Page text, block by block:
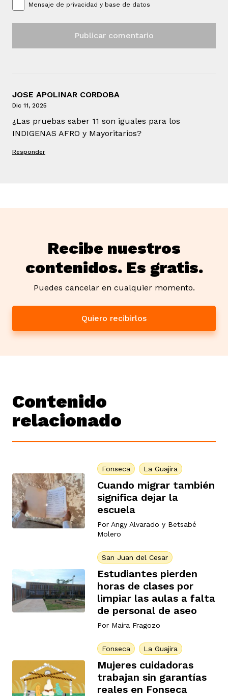
Mensaje de privacidad y base de datos
JOSE APOLINAR CORDOBA
Dic 11, 2025
¿Las pruebas saber 11 son iguales para los
INDIGENAS AFRO y Mayoritarios?
Responder
Recibe nuestros
contenidos. Es gratis.
Puedes cancelar en cualquier momento.
Quiero recibirlos
Contenido
relacionado
Fonseca La Guajira
Cuando migrar también
significa dejar la
escuela
Por Angy Alvarado y Betsabé
Molero
San Juan del Cesar
Estudiantes pierden
horas de clases por
limpiar las aulas a falta
de personal de aseo
Por Maira Fragozo
Fonseca La Guajira
Mujeres cuidadoras
trabajan sin garantías
reales en Fonseca